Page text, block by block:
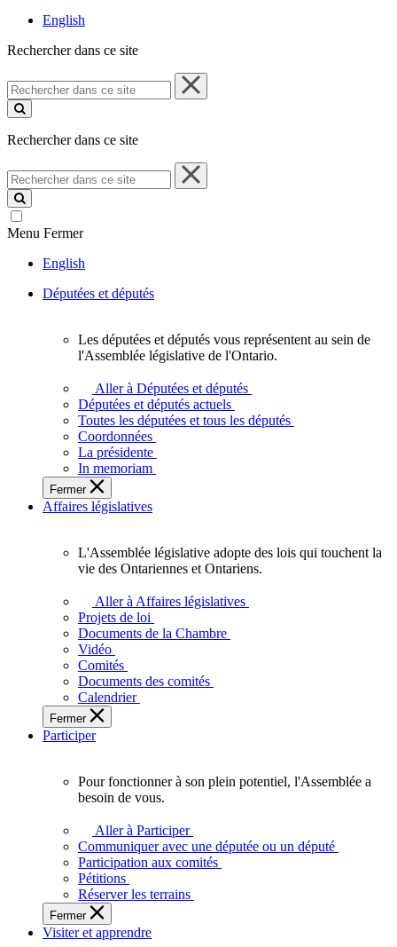
English
Rechercher dans ce site
Rechercher
dans
ce
Rechercher dans ce site
Rechercher
dans
ce
site
Menu Fermer
English
Députées et députés
députés
vous
représentent
sein
de
l'Assemblée
législative
l'Ontario.
Les députées et députés vous représentent au sein de
l'Assemblée législative de l'Ontario.
Aller à Députées et députés
Députées et députés actuels
Toutes les députées et tous les députés
Coordonnées
La présidente
In memoriam
Fermer
Affaires législatives
L'Assemblée
adopte
touchent
des
Ontariennes
et
L'Assemblée législative adopte des lois qui touchent la
vie des Ontariennes et Ontariens.
Aller à Affaires législatives
Projets de loi
Documents de la Chambre
Vidéo
Comités
Documents des comités
Calendrier
Fermer
Participer
plein
potentiel,
l'Assemblée
a
besoin
de
Pour fonctionner à son plein potentiel, l'Assemblée a
besoin de vous.
Aller à Participer
Communiquer avec une députée ou un député
Participation aux comités
Pétitions
Réserver les terrains
Fermer
Visiter et apprendre